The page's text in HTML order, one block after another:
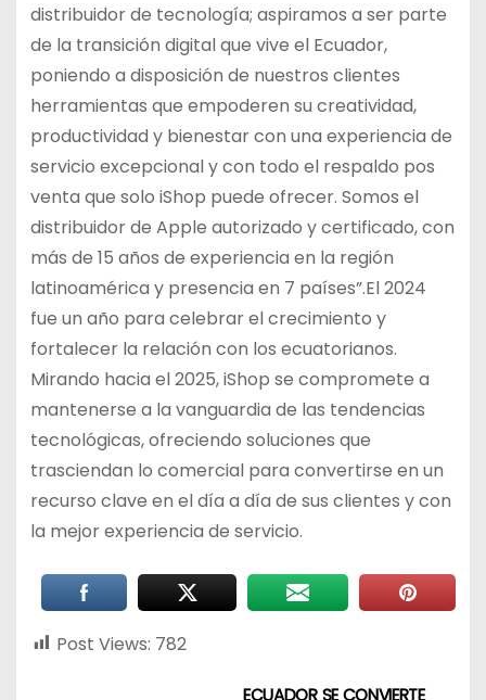
distribuidor de tecnología; aspiramos a ser parte
de la transición digital que vive el Ecuador,
poniendo a disposición de nuestros clientes
herramientas que empoderen su creatividad,
productividad y bienestar con una experiencia de
servicio excepcional y con todo el respaldo pos
venta que solo iShop puede ofrecer. Somos el
distribuidor de Apple autorizado y certificado, con
más de 15 años de experiencia en la región
latinoamérica y presencia en 7 países”.El 2024
fue un año para celebrar el crecimiento y
fortalecer la relación con los ecuatorianos.
Mirando hacia el 2025, iShop se compromete a
mantenerse a la vanguardia de las tendencias
tecnológicas, ofreciendo soluciones que
trasciendan lo comercial para convertirse en un
recurso clave en el día a día de sus clientes y con
la mejor experiencia de servicio.
Post Views: 782
ECUADOR SE CONVIERTE